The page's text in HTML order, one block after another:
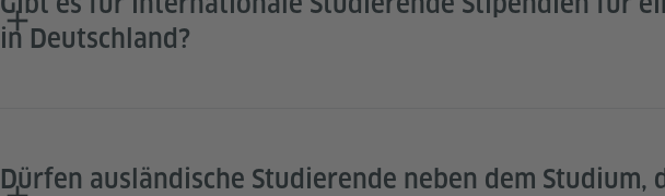
in Deutschland?
Dürfen ausländische Studierende neben dem Studium,